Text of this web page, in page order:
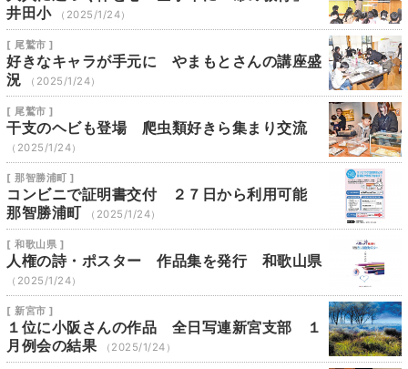
井田小
（2025/1/24）
[ 尾鷲市 ]
好きなキャラが手元に やまもとさんの講座盛
況
（2025/1/24）
[ 尾鷲市 ]
干支のヘビも登場 爬虫類好きら集まり交流
（2025/1/24）
[ 那智勝浦町 ]
コンビニで証明書交付 ２７日から利用可能
那智勝浦町
（2025/1/24）
[ 和歌山県 ]
人権の詩・ポスター 作品集を発行 和歌山県
（2025/1/24）
[ 新宮市 ]
１位に小阪さんの作品 全日写連新宮支部 １
月例会の結果
（2025/1/24）